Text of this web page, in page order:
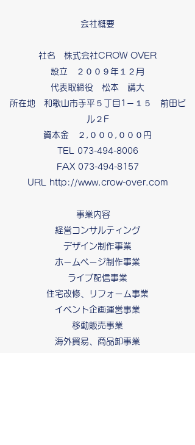
会社概要
社名 株式会社CROW OVER
設立 ２００９年１２月
代表取締役 松本 講大
所在地 和歌山市手平５丁目1－１５ 前田ビ
ル２F
資本金 ２,０００,０００円
TEL
073-494-8006
FAX 073-494-8157
URL
http://www.crow-over.com
事業内容
経営コンサルティング
デザイン制作事業
ホームページ制作事業
ライブ配信事業
住宅改修、リフォーム事業
イベント企画運営事業
移動販売事業
海外貿易、商品卸事業